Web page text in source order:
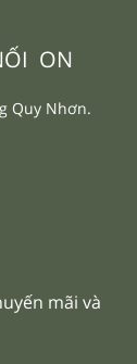
ON
Quy Nhơn.
mãi và